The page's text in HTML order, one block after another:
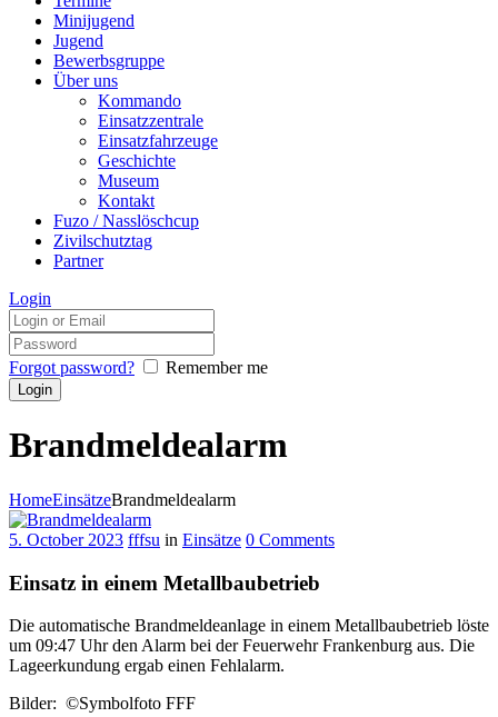
Minijugend
Jugend
Bewerbsgruppe
Über uns
Kommando
Einsatzzentrale
Einsatzfahrzeuge
Geschichte
Museum
Kontakt
Fuzo / Nasslöschcup
Zivilschutztag
Partner
Login
Forgot password? Remember me
Brandmeldealarm
HomeEinsätzeBrandmeldealarm
5. October 2023 fffsu in Einsätze 0 Comments
Einsatz in einem Metallbaubetrieb
Die automatische Brandmeldeanlage in einem Metallbaubetrieb löste
um 09:47 Uhr den Alarm bei der Feuerwehr Frankenburg aus. Die
Lageerkundung ergab einen Fehlalarm.
Bilder: ©Symbolfoto FFF